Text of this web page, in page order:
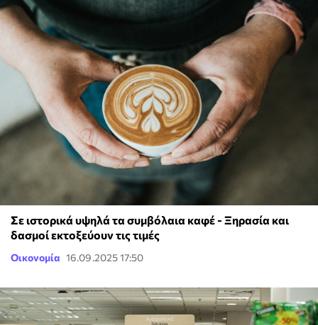
Σε ιστορικά υψηλά τα συμβόλαια καφέ - Ξηρασία και
δασμοί εκτοξεύουν τις τιμές
Οικονομία 16.09.2025 17:50